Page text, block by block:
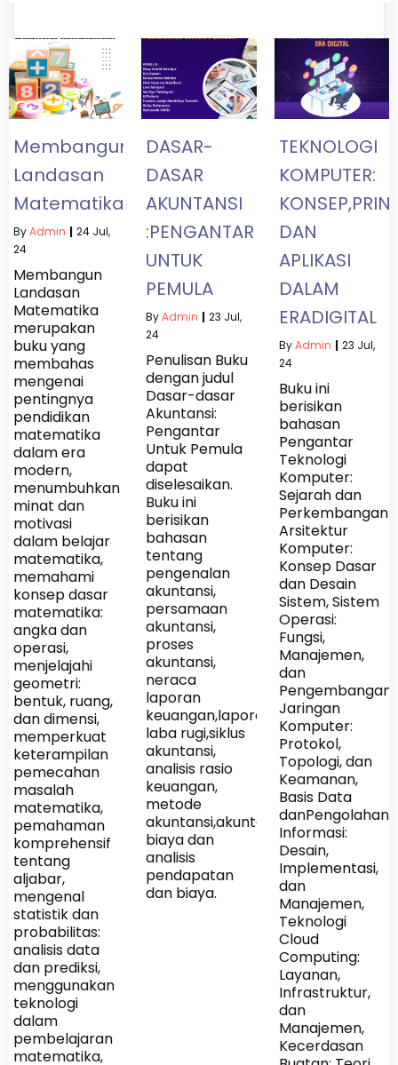
Membangun
Landasan
Matematika
ByAdmin | 24 Jul,
24
Membangun
Landasan
Matematika
merupakan
buku yang
membahas
mengenai
pentingnya
pendidikan
matematika
dalam era
modern,
menumbuhkan
minat dan
motivasi
dalam belajar
matematika,
memahami
konsep dasar
matematika:
angka dan
operasi,
menjelajahi
geometri:
bentuk, ruang,
dan dimensi,
memperkuat
keterampilan
pemecahan
masalah
matematika,
pemahaman
komprehensif
tentang
aljabar,
mengenal
statistik dan
probabilitas:
analisis data
dan prediksi,
menggunakan
teknologi
dalam
pembelajaran
matematika,
DASAR-
DASAR
AKUNTANSI
:PENGANTAR
UNTUK
PEMULA
ByAdmin | 23 Jul,
24
Penulisan Buku
dengan judul
Dasar-dasar
Akuntansi:
Pengantar
Untuk Pemula
dapat
diselesaikan.
Buku ini
berisikan
bahasan
tentang
pengenalan
akuntansi,
persamaan
akuntansi,
proses
akuntansi,
neraca
laporan
keuangan,laporan
laba rugi,siklus
akuntansi,
analisis rasio
keuangan,
metode
akuntansi,akuntansi
biaya dan
analisis
pendapatan
dan biaya.
TEKNOLOGI
KOMPUTER:
DAN
APLIKASI
DALAM
ERADIGITAL
ByAdmin | 23 Jul,
24
Buku ini
berisikan
bahasan
Pengantar
Teknologi
Komputer:
Sejarah dan
Arsitektur
Komputer:
Konsep Dasar
dan Desain
Sistem, Sistem
Operasi:
Fungsi,
Manajemen,
dan
Pengembangan,
Jaringan
Komputer:
Protokol,
Topologi, dan
Keamanan,
Basis Data
danPengolahan
Informasi:
Desain,
Implementasi,
dan
Manajemen,
Teknologi
Cloud
Computing:
Layanan,
Infrastruktur,
dan
Manajemen,
Kecerdasan